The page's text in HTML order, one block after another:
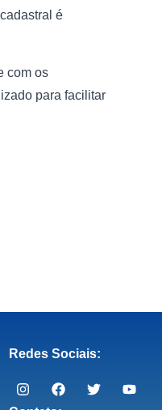
é
com os
para facilitar
Redes Sociais: